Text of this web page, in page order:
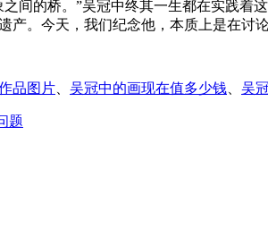
间的桥。”吴冠中终其一生都在实践
。今天，我们纪念他，本质上是在讨
品图片 吴冠中的画现在值多少钱 吴
题